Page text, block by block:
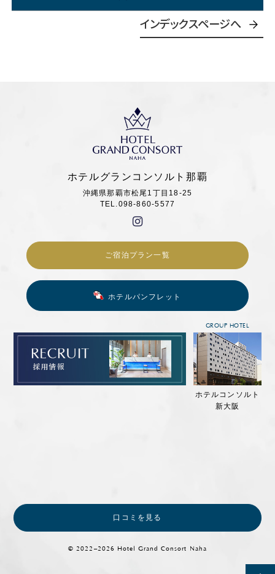
インデックスページへ
ホテルグランコンソルト那覇
沖縄県那覇市松尾1丁目18-25
TEL.098-860-5577
ご宿泊プラン一覧
ホテルパンフレット
GROUP HOTEL
ホテルコンソルト
新大阪
口コミを見る
© 2022–2026 Hotel Grand Consort Naha